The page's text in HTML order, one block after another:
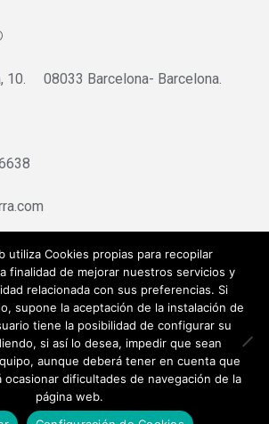
10. 08033 Barcelona- Barcelona.
Servired
Parquets Serra 2026
utiliza Cookies propias para recopilar
finalidad de mejorar nuestros servicios y
relacionada con sus preferencias. Si
supone la aceptación de la instalación de
tiene la posibilidad de configurar su
si así lo desea, impedir que sean
aunque deberá tener en cuenta que
ocasionar dificultades de navegación de la
página web.